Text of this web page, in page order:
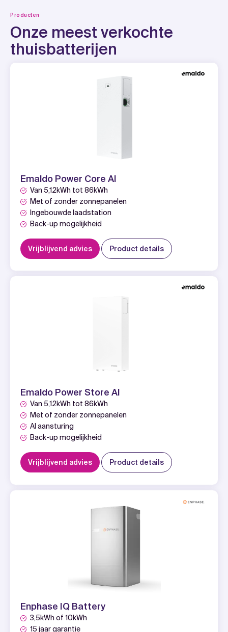
Producten
Onze meest verkochte
thuisbatterijen
Emaldo Power Core AI
Van 5,12kWh tot 86kWh
Met of zonder zonnepanelen
Ingebouwde laadstation
Back-up mogelijkheid
Vrijblijvend advies Product details
Emaldo Power Store AI
Van 5,12kWh tot 86kWh
Met of zonder zonnepanelen
AI aansturing
Back-up mogelijkheid
Vrijblijvend advies Product details
Enphase IQ Battery
3,5kWh of 10kWh
15 jaar garantie